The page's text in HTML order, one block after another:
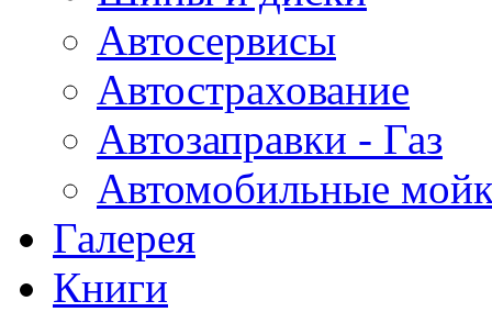
Автосервисы
Автострахование
Автозаправки - Газ
Автомобильные
Галерея
Книги